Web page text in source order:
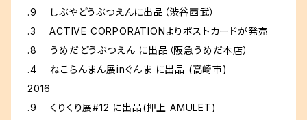
.9 しぶやどうぶつえんに出品（渋谷西武）
.3 ACTIVE CORPORATIONよりポストカードが発売
.8 うめだどうぶつえん に出品（阪急うめだ本店）
.4 ねこらんまん展inぐんま に出品 (高崎市)
2016
.9 くりくり展#12 に出品(押上 AMULET)